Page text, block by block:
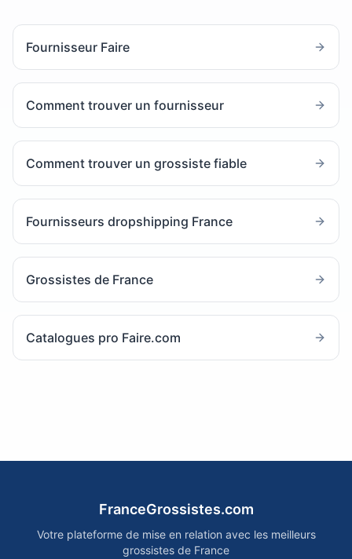
Fournisseur Faire
Comment trouver un fournisseur
Comment trouver un grossiste fiable
Fournisseurs dropshipping France
Grossistes de France
Catalogues pro Faire.com
FranceGrossistes.com
Votre plateforme de mise en relation avec les meilleurs
grossistes de France